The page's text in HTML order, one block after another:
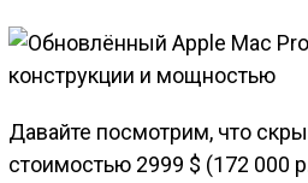
Давайте посмотрим, что
стоимостью 2999 $ (172 000